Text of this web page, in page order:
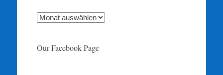
Archive
Our Facebook Page